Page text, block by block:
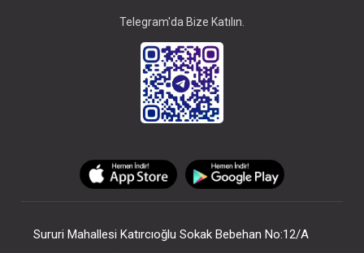
Telegram'da Bize Katılın.
Sururi Mahallesi Katırcıoğlu Sokak Bebehan No:12/A